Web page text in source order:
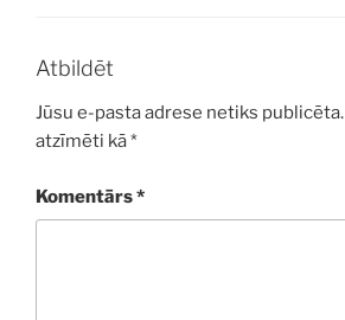
Atbildēt
Jūsu e-pasta adrese netiks publicēta.
atzīmēti kā*
Komentārs*